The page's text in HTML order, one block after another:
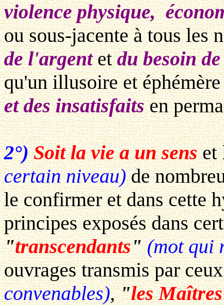
violence physique,
ou sous-jacente à tous les
de l'argentetdu besoin
qu'un illusoire et
et des insatisfaitsen
2°)Soit la vie a un senset
certain niveau)de
le confirmer et dans cette
principes exposés dans
"transcendants" (mot qui
ouvrages transmis par
convenables),"les Maîtres